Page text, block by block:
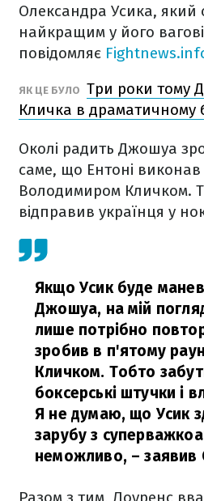
Олександра Усика, який
найкращим у його
повідомляє
ЯК ЦЕ БУЛО Три роки тому
Кличка в драматичному
Околі радить Джошуа
саме, що Ентоні виконав
Володимиром Кличком.
відправив українця у
Якщо Усик буде
Джошуа, на мій
лише потрібно
зробив в п'ятому
Кличком. Тобто
боксерські штучки і
Я не думаю, що Усик
зарубу з
неможливо, – заявив